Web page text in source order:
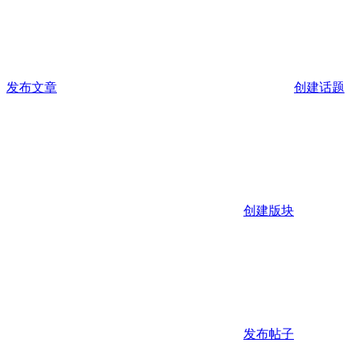
发布文章 创建话题
创建版块
发布帖子